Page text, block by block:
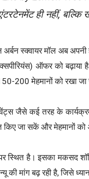
ही नहीं, बल्कि
स्क्वायर मॉल अब
ऑफर को
200 मेहमानों को रखा जा
इवेंट्स जैसे कई तरह के
जा सकें और मेहमानों को
स्थित है। इसका मकसद
मांग बढ़ रही है, जिसे